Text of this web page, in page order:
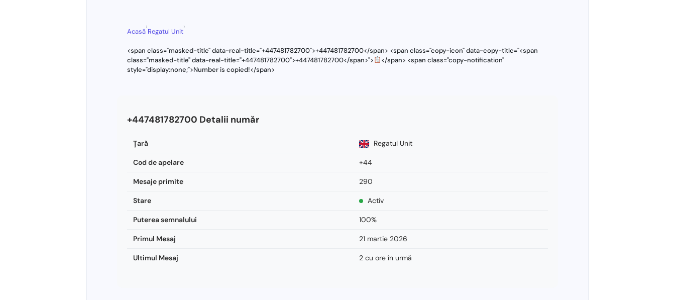
Acasă
›
Regatul Unit
›
<span class="masked-title" data-real-title="+447481782700">+447481782700</span> <span class="copy-icon" data-copy-title="<span
class="masked-title" data-real-title="+447481782700">+447481782700</span>">
</span> <span class="copy-notification"
style="display:none;">Number is copied!</span>
+447481782700 Detalii număr
Ţară Regatul Unit
Cod de apelare +44
Mesaje primite 290
Stare Activ
Puterea semnalului 100%
Primul Mesaj 21 martie 2026
Ultimul Mesaj 2 cu ore în urmă